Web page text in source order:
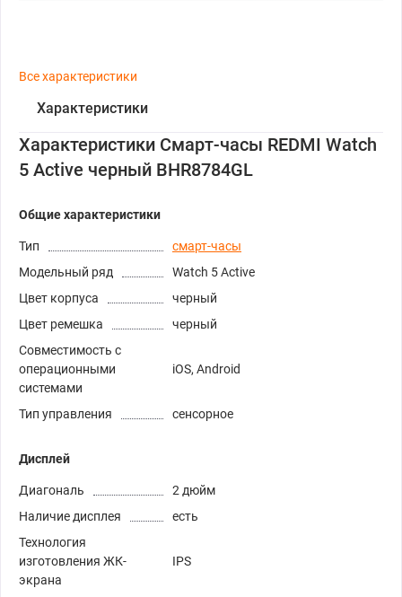
Все характеристики
Характеристики
Характеристики Смарт-часы REDMI Watch
5 Active черный BHR8784GL
Общие характеристики
Тип
смарт-часы
Модельный ряд
Watch 5 Active
Цвет корпуса
черный
Цвет ремешка
черный
Совместимость с
операционными
системами
iOS, Android
Тип управления сенсорное
Дисплей
Диагональ
2 дюйм
Наличие дисплея
есть
Технология
изготовления ЖК-
экрана
IPS